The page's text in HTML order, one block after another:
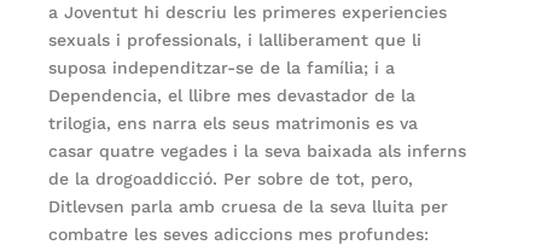
a Joventut hi descriu les primeres experiencies
sexuals i professionals, i lalliberament que li
suposa independitzar-se de la família; i a
Dependencia, el llibre mes devastador de la
trilogia, ens narra els seus matrimonis es va
casar quatre vegades i la seva baixada als inferns
de la drogoaddicció. Per sobre de tot, pero,
Ditlevsen parla amb cruesa de la seva lluita per
combatre les seves adiccions mes profundes: